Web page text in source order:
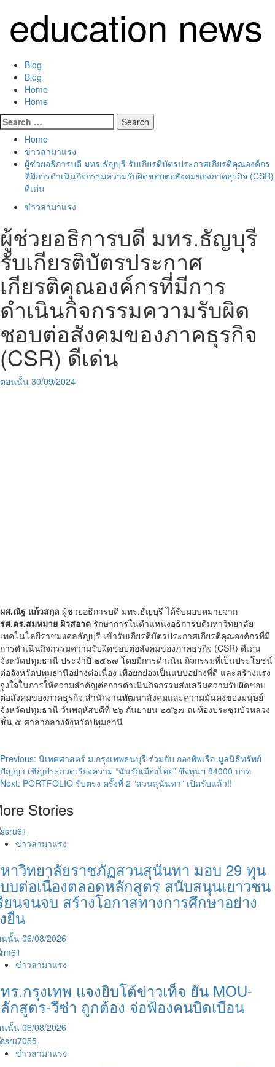
content
education news
Primary
Menu
Blog
Blog
Home
Home
Search
for:
Home
ข่าวล่ามาแรง
ผู้ช่วยอธิการบดี มทร.ธัญบุรี รับเกียรติบัตรประกาศเกียรติคุณองค์กร
ที่มีการดำเนินกิจกรรมความรับผิดชอบต่อสังคมของภาคธุรกิจ (CSR)
ดีเด่น
ข่าวล่ามาแรง
ผู้ช่วยอธิการบดี มทร.ธัญบุรี
รับเกียรติบัตรประกาศ
เกียรติคุณองค์กรที่มีการ
ดำเนินกิจกรรมความรับผิด
ชอบต่อสังคมของภาคธุรกิจ
(CSR) ดีเด่น
ตอนนั้น 30/09/2024
ผศ.ณัฐ แก้วสกุล ผู้ช่วยอธิการบดี มทร.ธัญบุรี ได้รับมอบหมายจาก
รศ.ดร.สมหมาย ผิวสอาด รักษาการในตำแหน่งอธิการบดีมหาวิทยาลัย
เทคโนโลยีราชมงคลธัญบุรี เข้ารับเกียรติบัตรประกาศเกียรติคุณองค์กรที่มี
การดำเนินกิจกรรมความรับผิดชอบต่อสังคมของภาคธุรกิจ (CSR) ดีเด่น
จังหวัดปทุมธานี ประจำปี ๒๕๖๗ โดยมีการดำเนิน กิจกรรมที่เป็นประโยชน์
ต่อจังหวัดปทุมธานีอย่างต่อเนื่อง เพื่อยกย่องเป็นแบบอย่างที่ดี และสร้างแรง
จูงใจในการให้ความสำคัญต่อการดำเนินกิจกรรมส่งเสริมความรับผิดชอบ
ต่อสังคมของภาคธุรกิจ สำนักงานพัฒนาสังคมและความมั่นคงของมนุษย์
จังหวัดปทุมธานี วันพฤหัสบดีที่ ๒๖ กันยายน ๒๕๖๗ ณ ห้องประชุมบัวหลวง
ชั้น ๕ ศาลากลางจังหวัดปทุมธานี
Post
navigation
Previous: นิเทศศาสตร์ ม.กรุงเทพธนบุรี ร่วมกับ กองทัพเรือ-มูลนิธิทรัพย์
ปัญญา เชิญประกวดเรียงความ “ฉันรักเมืองไทย” ชิงทุนฯ 84000 บาท
Next: PORTFOLIO รับตรง ครั้งที่ 2 “สวนสุนันทา” เปิดรับแล้ว!!
Stories
ข่าวล่ามาแรง
าวิทยาลัยราชภัฏสวนสุนันทา มอบ 29 ทุน
บต่อเนื่องตลอดหลักสูตร สนับสนุนเยาวชน
ยนจนจบ สร้างโอกาสทางการศึกษาอย่าง
ยืน
นนั้น 06/08/2026
ข่าวล่ามาแรง
ร.กรุงเทพ แจงยิบโต้ข่าวเท็จ ยัน MOU-
กสูตร-วีซ่า ถูกต้อง จ่อฟ้องคนบิดเบือน
นนั้น 06/08/2026
ข่าวล่ามาแรง